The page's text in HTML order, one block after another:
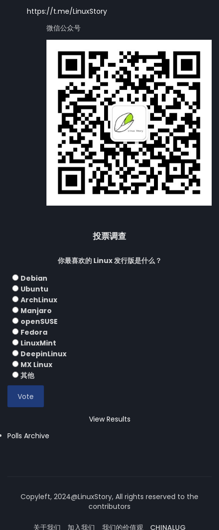
https://t.me/LinuxStory
微信公众号
投票调查
你最喜欢的 Linux 发行版是什么？
Debian
Ubuntu
ArchLinux
Manjaro
openSUSE
Fedora
LinuxMint
DeepinLinux
MX Linux
其他
View Results
Polls Archive
Copyleft, 2024@LinuxStory, All rights reserved to the
contributors
关于我们 加入我们 我们的价值观 CHINALUG